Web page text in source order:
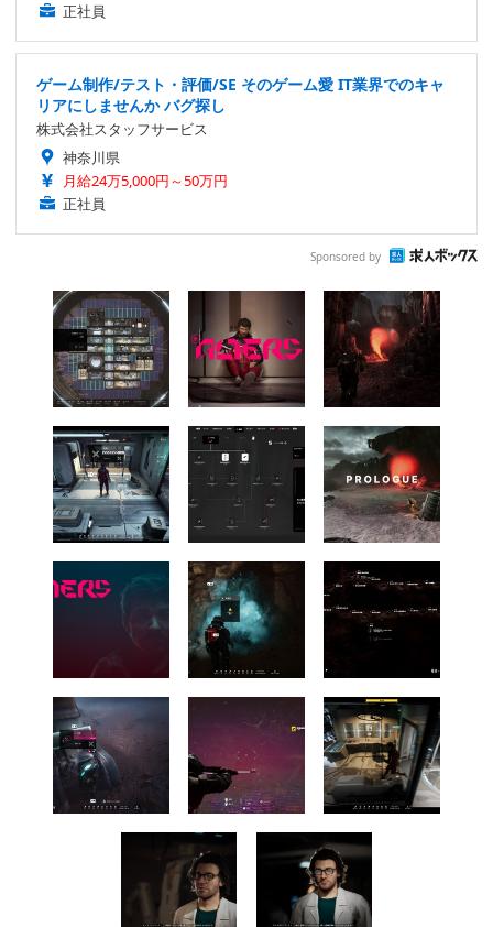
正社員
ゲーム制作/テスト・評価/SE そのゲーム愛 IT業界でのキャ
リアにしませんか バグ探し
株式会社スタッフサービス
神奈川県
月給24万5,000円～50万円
正社員
Sponsored by